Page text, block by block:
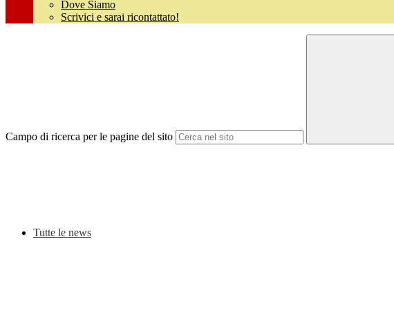
Dove Siamo
Scrivici e sarai ricontattato!
Campo di ricerca per le pagine del sito
Tutte le news